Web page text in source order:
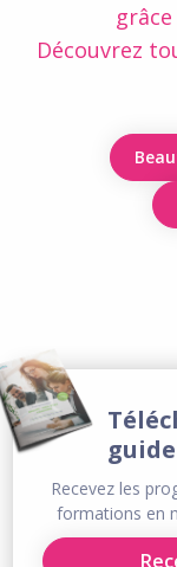
Découvrez
Recevez les
formations en